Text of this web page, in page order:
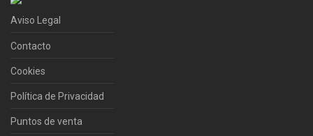
Aviso Legal
Contacto
Cookies
Política de Privacidad
Puntos de venta